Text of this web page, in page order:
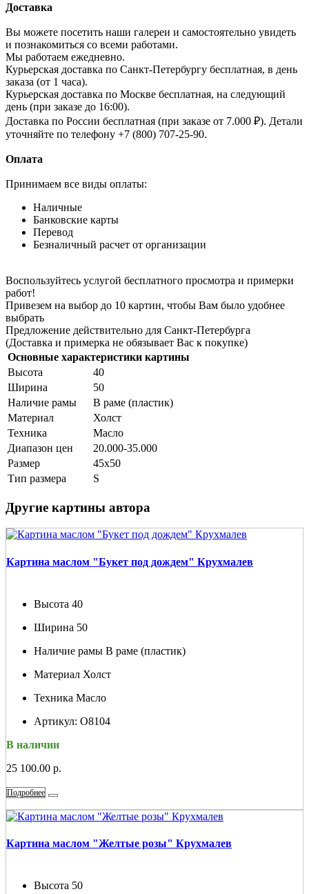
Доставка
Вы можете посетить наши галереи и самостоятельно увидеть
и познакомиться со всеми работами.
Мы работаем ежедневно.
Курьерская доставка по Санкт-Петербургу бесплатная, в день
заказа (от 1 часа).
Курьерская доставка по Москве бесплатная, на следующий
день (при заказе до 16:00).
Доставка по России бесплатная (при заказе от 7.000 ₽). Детали
уточняйте по телефону +7 (800) 707-25-90.
Оплата
Принимаем все виды оплаты:
Наличные
Банковские карты
Перевод
Безналичный расчет от организации
Воспользуйтесь услугой бесплатного просмотра и примерки
работ!
Привезем на выбор до 10 картин, чтобы Вам было удобнее
выбрать
Предложение действительно для Санкт-Петербурга
(Доставка и примерка не обязывает Вас к покупке)
Основные характеристики картины
Высота
40
Ширина
50
Наличие рамы
В раме (пластик)
Материал
Холст
Техника
Масло
Диапазон цен
20.000-35.000
Размер
45х50
Тип размера
S
Другие картины автора
Картина маслом "Букет под дождем" Крухмалев
Высота 40
Ширина 50
Наличие рамы В раме (пластик)
Материал Холст
Техника Масло
Артикул: О8104
В наличии
25 100.00 р.
Подробнее
Картина маслом "Желтые розы" Крухмалев
Высота 50